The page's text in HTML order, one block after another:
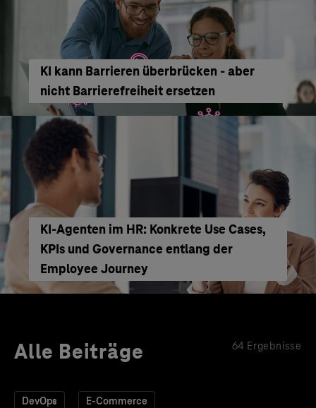
KI kann Barrieren überbrücken - aber
nicht Barrierefreiheit ersetzen
KI‑Agenten im HR: Konkrete Use Cases,
KPIs und Governance entlang der
Employee Journey
Alle Beiträge 64 Ergebnisse
DevOps E-Commerce